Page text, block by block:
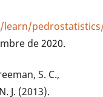
pedrostatistics/
de 2020.
S. C.,
J. (2013).